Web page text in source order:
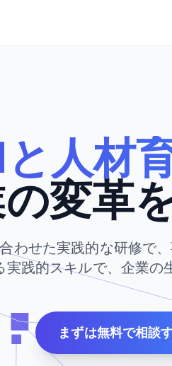
人材
変革
わせた実践的な研修で
実践的スキルで、企業の
まずは無料で相談